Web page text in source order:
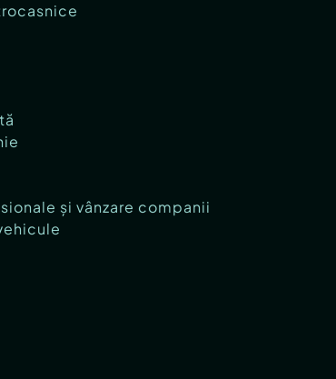
și vânzare companii